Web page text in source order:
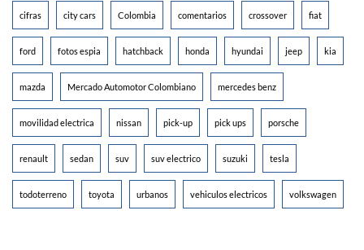
cifras city cars Colombia comentarios crossover fiat
ford fotos espia hatchback honda hyundai jeep kia
mazda Mercado Automotor Colombiano mercedes benz
movilidad electrica nissan pick-up pick ups porsche
renault sedan suv suv electrico suzuki tesla
todoterreno toyota urbanos vehiculos electricos volkswagen